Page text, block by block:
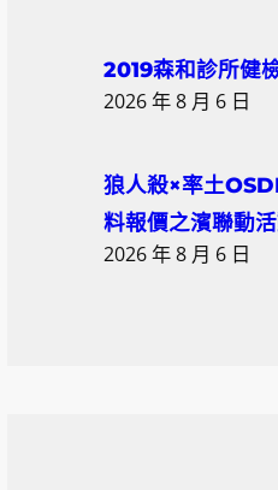
2019森和診所健
2026 年 8 月 6 日
狼人殺×率土
料報價之濱聯動
2026 年 8 月 6 日